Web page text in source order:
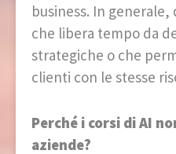
business. In generale,
che libera tempo da
strategiche o che
clienti con le stesse
Perché i corsi di AI
aziende?